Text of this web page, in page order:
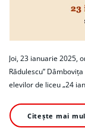
Joi, 23 ianuarie 2025,
Rădulescu”
elevilor de liceu „24
Citește mai